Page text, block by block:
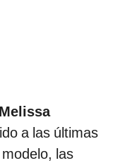
Melissa
a las últimas
las